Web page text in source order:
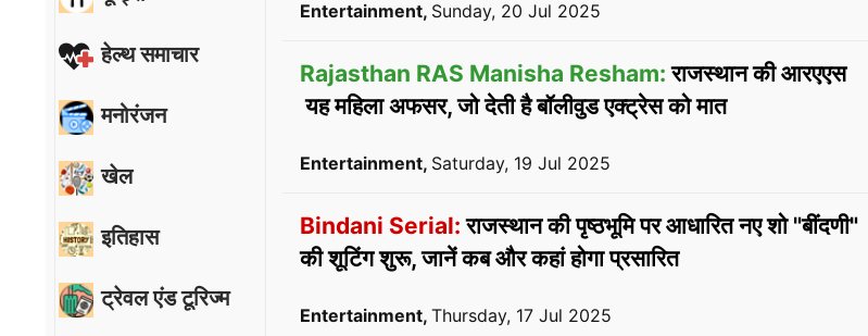
हेल्थ समाचार
मनोरंजन
खेल
इतिहास
ट्रेवल एंड टूरिज्म
Entertainment, Sunday, 20 Jul 2025
Rajasthan RAS Manisha Resham: राजस्थान की आरएएस
यह महिला अफसर, जो देती है बॉलीवुड एक्‍ट्रेस को मात
Entertainment, Saturday, 19 Jul 2025
Bindani Serial: राजस्थान की पृष्ठभूमि पर आधारित नए शो "बींदणी"
की शूटिंग शुरू, जानें कब और कहां होगा प्रसारित
Entertainment, Thursday, 17 Jul 2025